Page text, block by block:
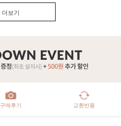
더보기
구매후기 교환반품